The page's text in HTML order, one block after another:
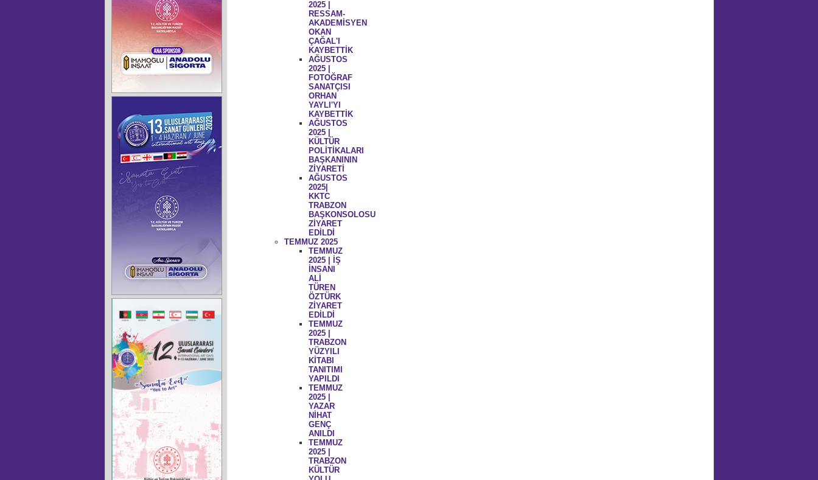
2025 |
RESSAM-
AKADEMİSYEN
OKAN
ÇAĞAL'I
KAYBETTİK
AĞUSTOS
2025 |
FOTOĞRAF
SANATÇISI
ORHAN
YAYLI'YI
KAYBETTİK
AĞUSTOS
2025 |
KÜLTÜR
POLİTİKALARI
BAŞKANININ
ZİYARETİ
AĞUSTOS
2025|
KKTC
TRABZON
BAŞKONSOLOSU
ZİYARET
EDİLDİ
TEMMUZ 2025
TEMMUZ
2025 | İŞ
İNSANI
ALİ
TÜREN
ÖZTÜRK
ZİYARET
EDİLDİ
TEMMUZ
2025 |
TRABZON
YÜZYILI
KİTABI
TANITIMI
YAPILDI
TEMMUZ
2025 |
YAZAR
NİHAT
GENÇ
ANILDI
TEMMUZ
2025 |
TRABZON
KÜLTÜR